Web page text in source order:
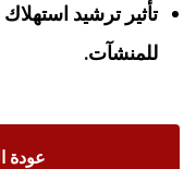
تأثير ترشيد
للمنشآت.
عودة